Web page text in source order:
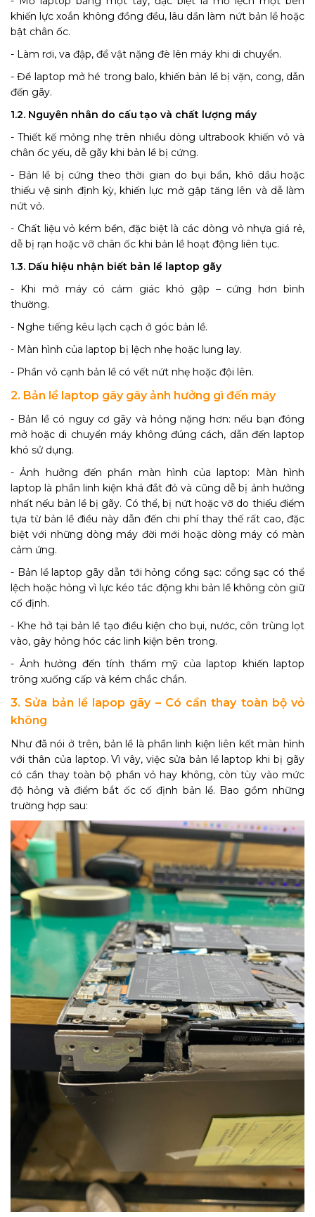
khiến lực xoắn không đồng đều, lâu dần làm nứt bản lề hoặc
bật chân ốc.
- Làm rơi, va đập, để vật nặng đè lên máy khi di chuyển.
- Để laptop mở hé trong balo, khiến bản lề bị vặn, cong, dẫn
đến gãy.
1.2. Nguyên nhân do cấu tạo và chất lượng máy
- Thiết kế mỏng nhẹ trên nhiều dòng ultrabook khiến vỏ và
chân ốc yếu, dễ gãy khi bản lề bị cứng.
- Bản lề bị cứng theo thời gian do bụi bẩn, khô dầu hoặc
thiếu vệ sinh định kỳ, khiến lực mở gập tăng lên và dễ làm
nứt vỏ.
- Chất liệu vỏ kém bền, đặc biệt là các dòng vỏ nhựa giá rẻ,
dễ bị rạn hoặc vỡ chân ốc khi bản lề hoạt động liên tục.
1.3. Dấu hiệu nhận biết bản lề laptop gãy
- Khi mở máy có cảm giác khó gập – cứng hơn bình
thường.
- Nghe tiếng kêu lạch cạch ở góc bản lề.
- Màn hình của laptop bị lệch nhẹ hoặc lung lay.
- Phần vỏ cạnh bản lề có vết nứt nhẹ hoặc đội lên.
2. Bản lề laptop gãy gây ảnh hưởng gì đến máy
- Bản lề có nguy cơ gãy và hỏng nặng hơn: nếu bạn đóng
mở hoặc di chuyển máy không đúng cách, dẫn đến laptop
khó sử dụng.
- Ảnh hưởng đến phần màn hình của laptop: Màn hình
laptop là phần linh kiện khá đắt đỏ và cũng dễ bị ảnh hưởng
nhất nếu bản lề bị gãy. Có thể, bị nứt hoặc vỡ do thiếu điểm
tựa từ bản lề điều này dẫn đến chi phí thay thế rất cao, đặc
biệt với những dòng máy đời mới hoặc dòng máy có màn
cảm ứng.
- Bản lề laptop gãy dẫn tới hỏng cổng sạc: cổng sạc có thể
lệch hoặc hỏng vì lực kéo tác động khi bản lề không còn giữ
cố định.
- Khe hở tại bản lề tạo điều kiện cho bụi, nước, côn trùng lọt
vào, gây hỏng hóc các linh kiện bên trong.
- Ảnh hưởng đến tính thẩm mỹ của laptop khiến laptop
trông xuống cấp và kém chắc chắn.
3. Sửa bản lề lapop gãy – Có cần thay toàn bộ vỏ
không
Như đã nói ở trên, bản lề là phần linh kiện liên kết màn hình
với thân của laptop. Vì vây, việc sửa bản lề laptop khi bị gãy
có cần thay toàn bộ phần vỏ hay không, còn tùy vào mức
độ hỏng và điểm bắt ốc cố định bản lề. Bao gồm những
trường hợp sau: